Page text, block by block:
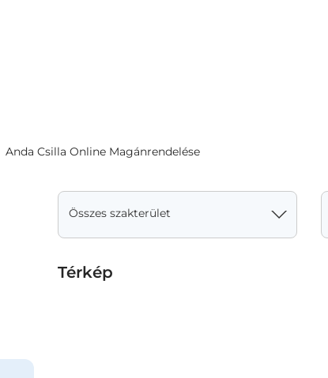
Anda Csilla Online Magánrendelése
Összes szakterület
Térkép